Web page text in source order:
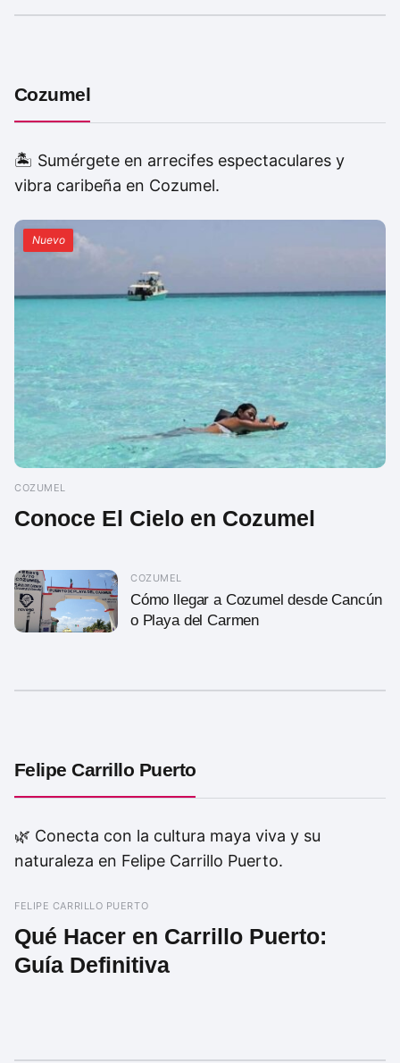
Cozumel
🏝️ Sumérgete en arrecifes espectaculares y
vibra caribeña en Cozumel.
Nuevo
COZUMEL
Conoce El Cielo en Cozumel
COZUMEL
Cómo llegar a Cozumel desde Cancún
o Playa del Carmen
Felipe Carrillo Puerto
🌿 Conecta con la cultura maya viva y su
naturaleza en Felipe Carrillo Puerto.
FELIPE CARRILLO PUERTO
Qué Hacer en Carrillo Puerto:
Guía Definitiva